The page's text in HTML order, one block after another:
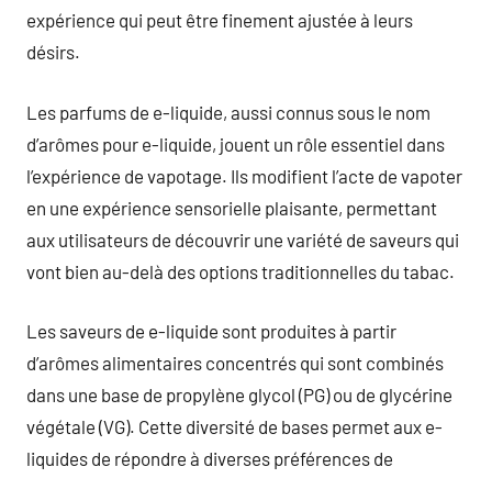
expérience qui peut être finement ajustée à leurs
désirs.
Les parfums de e-liquide, aussi connus sous le nom
d’arômes pour e-liquide, jouent un rôle essentiel dans
l’expérience de vapotage. Ils modifient l’acte de vapoter
en une expérience sensorielle plaisante, permettant
aux utilisateurs de découvrir une variété de saveurs qui
vont bien au-delà des options traditionnelles du tabac.
Les saveurs de e-liquide sont produites à partir
d’arômes alimentaires concentrés qui sont combinés
dans une base de propylène glycol (PG) ou de glycérine
végétale (VG). Cette diversité de bases permet aux e-
liquides de répondre à diverses préférences de